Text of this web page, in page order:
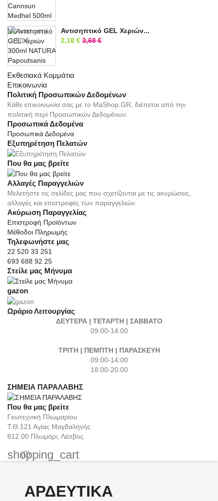
Αντισηπτικό GEL Χεριών...
2,18 € 3,68 €
Με έκπτωση!
-1,50 €
Εκθεσιακά Κομμάτια
Επικοινωνία
Πολιτική Προσωπικών Δεδομένων
Κάθε επικοινωνία σας με το MaShop.GR, διέπεται από την
πολιτική περί Προσωπικών Δεδομένων.
Προσωπικά Δεδομένα
Προσωπικά Δεδομένα
Εξυπηρέτηση Πελατών
Που θα μας βρείτε
Αλλαγές Παραγγελιών
Μελετήστε τις σελίδες μας που σχετίζονται με τις ακυρώσεις,
αλλαγές και επιστροφές των παραγγελιών.
Ακύρωση Παραγγελίας
Επιστροφή Προϊόντων
Μέθοδοι Πληρωμής
Τηλεφωνήστε μας
22 520 33 251
693 688 92 25
Στείλε μας Μήνυμα
gazon
Ωράριο Λειτουργίας
ΔΕΥΤΕΡΑ | ΤΕΤΑΡΤΗ | ΣΑΒΒΑΤΟ
09:00-14:00
ΤΡΙΤΗ | ΠΕΜΠΤΗ | ΠΑΡΑΣΚΕΥΗ
09:00-14:00
18:00-20:00
ΣΗΜΕΙΑ ΠΑΡΑΛΑΒΗΣ
Που θα μας βρείτε
Γεωτεχνική Πλωμαρίου
Τ.Θ.121 Αγίας Μαγδαληνής
812 00 Πλωμάρι, Λέσβος
shopping_cart
(0)
ΑΡΔΕΥΤΙΚΆ